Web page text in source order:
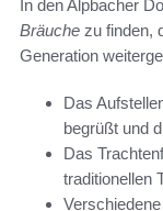
In den Alpbacher
Bräuche zu finden,
Generation
Das
begrüßt und
Das
traditionellen